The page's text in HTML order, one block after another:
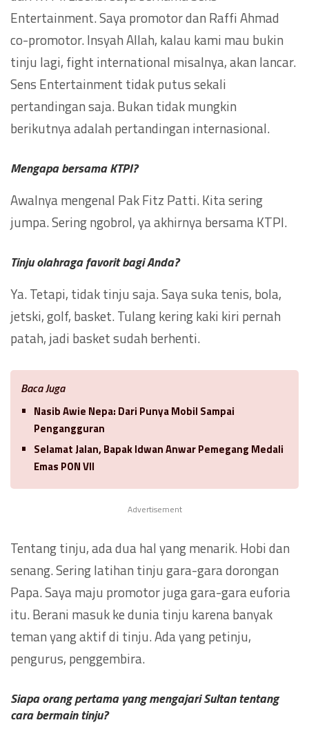
Entertainment. Saya promotor dan Raffi Ahmad
co-promotor. Insyah Allah, kalau kami mau bukin
tinju lagi, fight international misalnya, akan lancar.
Sens Entertainment tidak putus sekali
pertandingan saja. Bukan tidak mungkin
berikutnya adalah pertandingan internasional.
Mengapa bersama KTPI?
Awalnya mengenal Pak Fitz Patti. Kita sering
jumpa. Sering ngobrol, ya akhirnya bersama KTPI.
Tinju olahraga favorit bagi Anda?
Ya. Tetapi, tidak tinju saja. Saya suka tenis, bola,
jetski, golf, basket. Tulang kering kaki kiri pernah
patah, jadi basket sudah berhenti.
Baca Juga
Nasib Awie Nepa: Dari Punya Mobil Sampai
Pengangguran
Selamat Jalan, Bapak Idwan Anwar Pemegang Medali
Emas PON VII
Advertisement
Tentang tinju, ada dua hal yang menarik. Hobi dan
senang. Sering latihan tinju gara-gara dorongan
Papa. Saya maju promotor juga gara-gara euforia
itu. Berani masuk ke dunia tinju karena banyak
teman yang aktif di tinju. Ada yang petinju,
pengurus, penggembira.
Siapa orang pertama yang mengajari Sultan tentang
cara bermain tinju?